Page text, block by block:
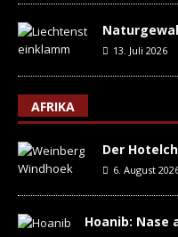
13. Juli 2026
AFRIKA
Der
6. August
Hoanib: Nase